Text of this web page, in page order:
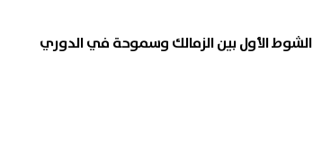
الأول بين الزمالك وسموحة في الدوري